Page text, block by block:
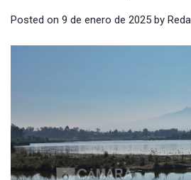
Posted on 9 de enero de 2025 by